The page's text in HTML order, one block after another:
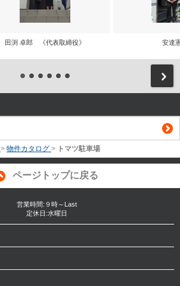
田渕 卓郎 《代表取締役》 安達
> 物件カタログ > トマツ駐車場
ページトップに戻る
営業時間:９時～Last
定休日:水曜日